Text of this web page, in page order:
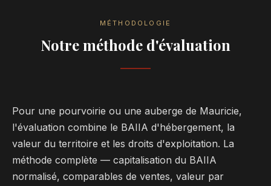
MÉTHODOLOGIE
Notre méthode d'évaluation
Pour une pourvoirie ou une auberge de Mauricie,
l'évaluation combine le BAIIA d'hébergement, la
valeur du territoire et les droits d'exploitation. La
méthode complète — capitalisation du BAIIA
normalisé, comparables de ventes, valeur par